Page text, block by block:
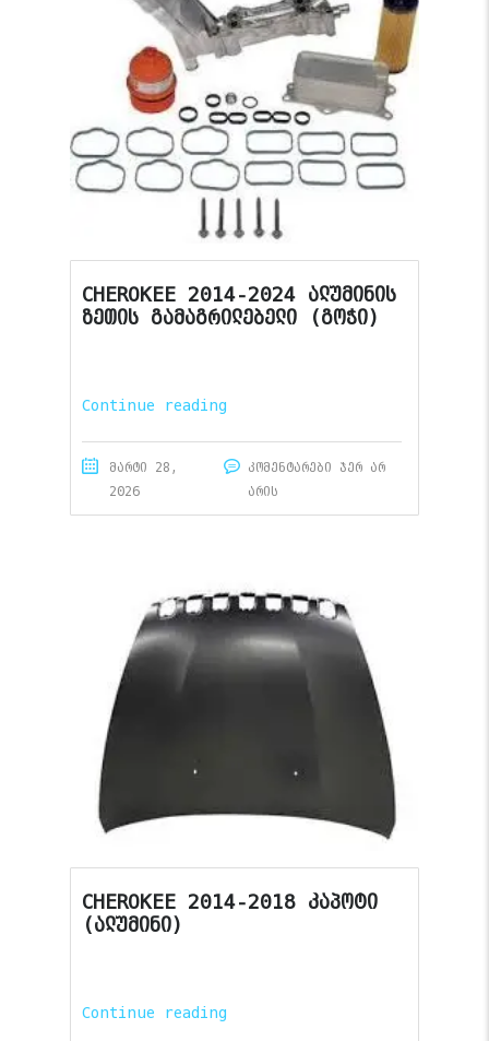
CHEROKEE 2014-2024 ალუმინის
ზეთის გამაგრილებელი (გოჭი)
Continue reading
მარტი 28,
2026
კომენტარები ჯერ არ
არის
CHEROKEE 2014-2018 კაპოტი
(ალუმინი)
Continue reading